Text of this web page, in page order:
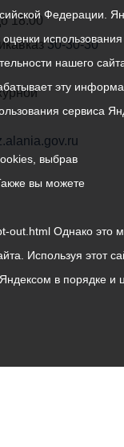
18.00
30-30-30
Федерации.
нашего
эту
сервиса
выбрав
вы можете
out.html Однако это
Используя этот
в порядке и